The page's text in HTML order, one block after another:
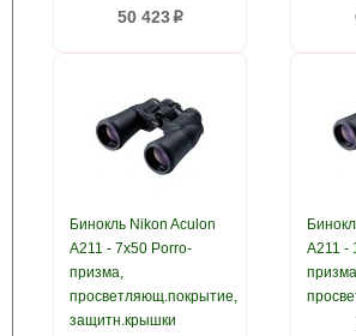
50 423p
Бинокль Nikon Aculon
A211 - 7x50 Porro-
призма,
просветляющ.покрытие,
защитн.крышки
A211 -